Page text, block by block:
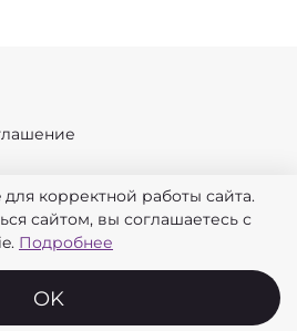
корректной работы сайта.
сайтом, вы соглашаетесь с
Подробнее
OK